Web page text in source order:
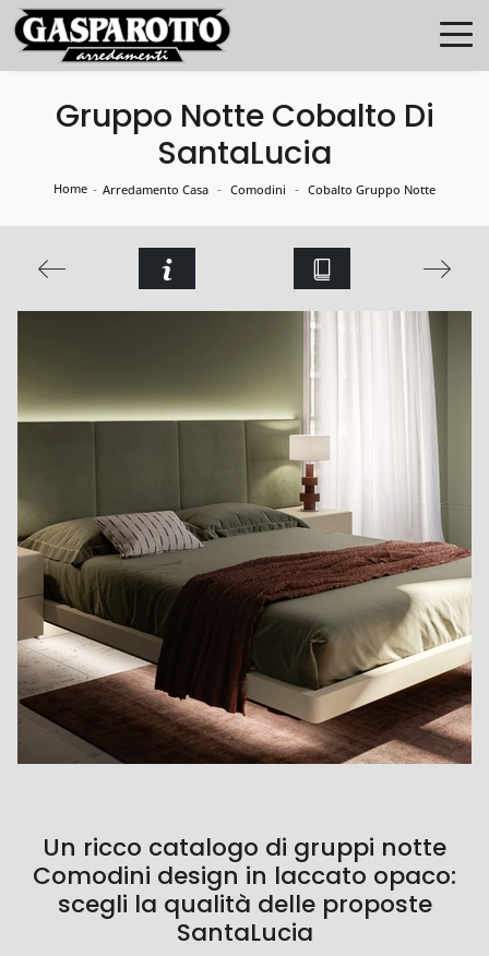
Gruppo Notte Cobalto Di
SantaLucia
Home - Arredamento Casa - Comodini - Cobalto Gruppo Notte
Un ricco catalogo di gruppi notte
Comodini design in laccato opaco:
scegli la qualità delle proposte
SantaLucia